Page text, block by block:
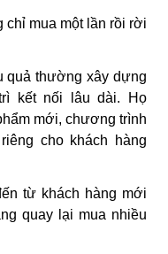
mua một lần rồi rời
quả thường xây dựng
kết nối lâu dài. Họ
mới, chương trình
cho khách hàng
từ khách hàng mới
quay lại mua nhiều